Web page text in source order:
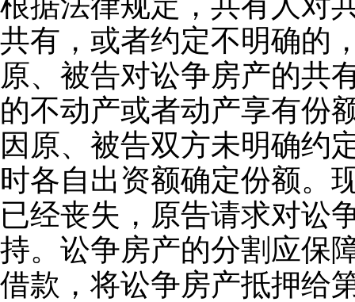
共有，或者约定不明确的
原、被告对讼争房产的共
的不动产或者动产享有份
因原、被告双方未明确约
时各自出资额确定份额。
已经丧失，原告请求对讼
持。讼争房产的分割应保
借款，将讼争房产抵押给